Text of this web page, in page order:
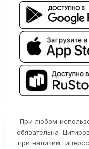
При любом
обязательна.
при наличии